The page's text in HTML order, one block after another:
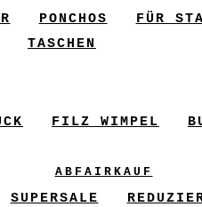
PONCHOS
FÜR
TASCHEN
FILZ WIMPEL
ABFAIRKAUF
SUPERSALE